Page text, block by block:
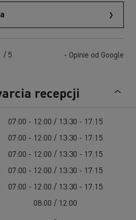
/ 5 - Opinie od Google
recepcji
07:00 - 12:00 / 13:30 - 17:15
07:00 - 12:00 / 13:30 - 17:15
07:00 - 12:00 / 13:30 - 17:15
07:00 - 12:00 / 13:30 - 17:15
07:00 - 12:00 / 13:30 - 17:15
08:00 / 12:00